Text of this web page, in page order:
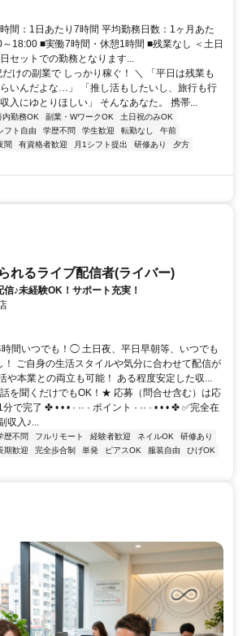
間：1日あたり7時間 平均勤務日数：1ヶ月あた
18:00 ■実働7時間・休憩1時間 ■残業なし ＜土日
セットでの勤務となります...
けの副業で しっかり稼ぐ！ ＼ 「平日は残業も
いんだよな…」 「推し活もしたいし、旅行も行
入にゆとりほしい」 そんなあなた。 携帯...
内勤務OK 副業・WワークOK
土日祝のみOK
フト自由 学歴不問 学生歓迎 転勤なし
午前
間 有資格者歓迎 月1シフト提出 研修あり
夕方
れるライブ配信者(ライバー)
♪未経験OK！サポート充実！
間いつでも！◯ 土日夜、平日早朝等、いつでも
！ ご自身の生活スタイルや気分に合わせて配信が
や本業との両立も可能！ ある程度安定した収...
を聞くだけでもOK！★ 応募（問合せ含む）は応
で完了 ✤ • • • · ·· · ポイント · ·· · • • • ✤ ✅完全在
収入♪...
歴不問 フルリモート 経験者歓迎 ネイルOK
研修あり
期歓迎 完全歩合制 単発 ピアスOK 服装自由
ひげOK